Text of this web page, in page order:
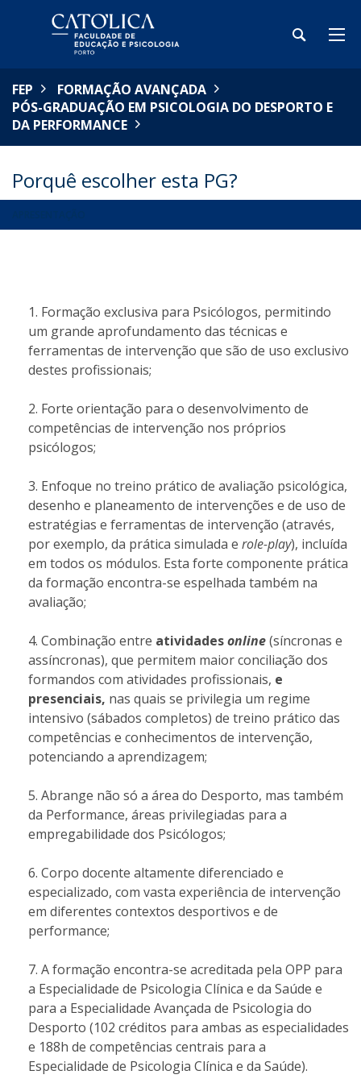
FEP
FORMAÇÃO AVANÇADA
PÓS-GRADUAÇÃO EM PSICOLOGIA DO DESPORTO E
DA PERFORMANCE
Porquê escolher esta PG?
Formação exclusiva para Psicólogos, permitindo
um grande aprofundamento das técnicas e
ferramentas de intervenção que são de uso exclusivo
destes profissionais;
Forte orientação para o desenvolvimento de
competências de intervenção nos próprios
psicólogos;
Enfoque no treino prático de avaliação psicológica,
desenho e planeamento de intervenções e de uso de
estratégias e ferramentas de intervenção (através,
por exemplo, da prática simulada e role-play), incluída
em todos os módulos. Esta forte componente prática
da formação encontra-se espelhada também na
avaliação;
Combinação entre atividadesonline(síncronas e
assíncronas), que permitem maior conciliação dos
formandos com atividades profissionais, e
presenciais, nas quais se privilegia um regime
intensivo (sábados completos) de treino prático das
competências e conhecimentos de intervenção,
potenciando a aprendizagem;
Abrange não só a área do Desporto, mas também
da Performance, áreas privilegiadas para a
empregabilidade dos Psicólogos;
Corpo docente altamente diferenciado e
especializado, com vasta experiência de intervenção
em diferentes contextos desportivos e de
performance;
A formação encontra-se acreditada pela OPP para
a Especialidade de Psicologia Clínica e da Saúde e
para a Especialidade Avançada de Psicologia do
Desporto (102 créditos para ambas as especialidades
e 188h de competências centrais para a
Especialidade de Psicologia Clínica e da Saúde).